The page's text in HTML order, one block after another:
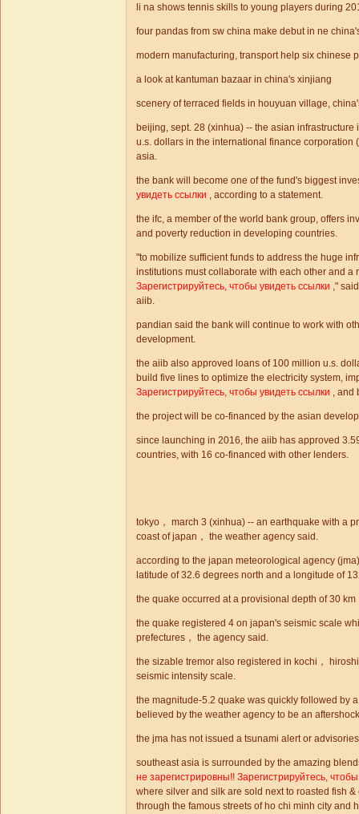
li na shows tennis skills to young players during
four pandas from sw china make debut in ne
modern manufacturing, transport help six chinese
a look at kantuman bazaar in china's xinjiang
scenery of terraced fields in houyuan village,
beijing, sept. 28 (xinhua) -- the asian
u.s. dollars in the international finance
asia.
the bank will become one of the fund's biggest
увидеть ссылки , according to a statement.
the ifc, a member of the world bank group, offers
and poverty reduction in developing countries.
"to mobilize sufficient funds to address the huge
institutions must collaborate with each other and a
Зарегистрируйтесь, чтобы увидеть ссылки ,"
aiib.
pandian said the bank will continue to work with
development.
the aiib also approved loans of 100 million u.s.
build five lines to optimize the electricity system,
Зарегистрируйтесь, чтобы увидеть ссылки , and
the project will be co-financed by the asian
since launching in 2016, the aiib has approved
countries, with 16 co-financed with other lenders.
tokyo， march 3 (xinhua) -- an earthquake with a
coast of japan， the weather agency said.
according to the japan meteorological agency
latitude of 32.6 degrees north and a longitude of
the quake occurred at a provisional depth of 30 km
the quake registered 4 on japan's seismic scale
prefectures， the agency said.
the sizable tremor also registered in kochi，
seismic intensity scale.
the magnitude-5.2 quake was quickly followed by
believed by the weather agency to be an
the jma has not issued a tsunami alert or
southeast asia is surrounded by the amazing
не зарегистрировны!! Зарегистрируйтесь,
where silver and silk are sold next to roasted fish
through the famous streets of ho chi minh city